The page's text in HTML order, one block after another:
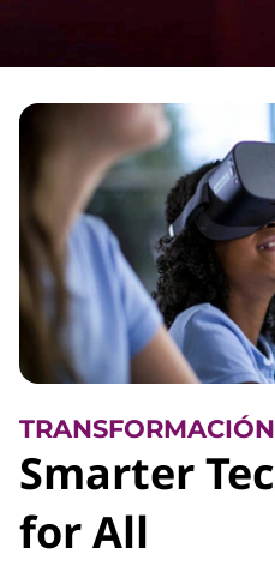
TRANSFORMACIÓN
Smarter
for All